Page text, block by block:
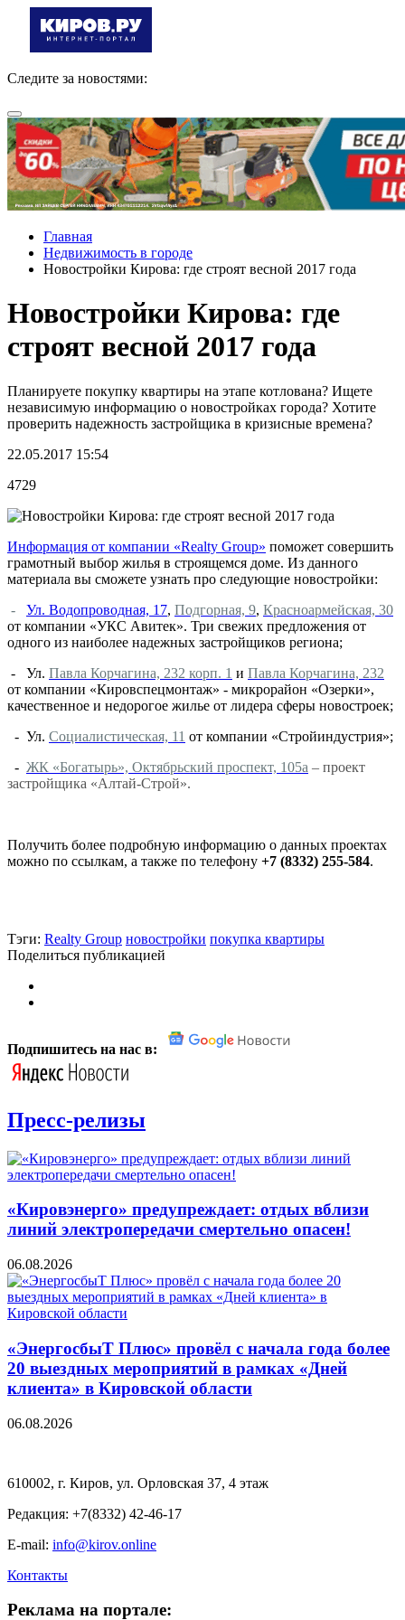
Следите за новостями:
Главная
Недвижимость в городе
Новостройки Кирова: где строят весной 2017 года
Новостройки Кирова: где
строят весной 2017 года
Планируете покупку квартиры на этапе котлована? Ищете
независимую информацию о новостройках города? Хотите
проверить надежность застройщика в кризисные времена?
22.05.2017 15:54
4729
Информация от компании «Realty Group» поможет совершить
грамотный выбор жилья в строящемся доме. Из данного
материала вы сможете узнать про следующие новостройки:
- Ул. Водопроводная, 17, Подгорная, 9, Красноармейская, 30
от компании «УКС Авитек». Три свежих предложения от
одного из наиболее надежных застройщиков региона;
- Ул. Павла Корчагина, 232 корп. 1 и Павла Корчагина, 232
от компании «Кировспецмонтаж» - микрорайон «Озерки»,
качественное и недорогое жилье от лидера сферы новостроек;
- Ул. Социалистическая, 11 от компании «Стройиндустрия»;
- ЖК «Богатырь», Октябрьский проспект, 105а – проект
застройщика «Алтай-Строй».
Получить более подробную информацию о данных проектах
можно по ссылкам, а также по телефону +7 (8332) 255-584.
Тэги: Realty Group новостройки покупка квартиры
Поделиться публикацией
Подпишитесь на нас в:
Пресс-релизы
«Кировэнерго» предупреждает: отдых вблизи
линий электропередачи смертельно опасен!
06.08.2026
«ЭнергосбыТ Плюс» провёл с начала года более
20 выездных мероприятий в рамках «Дней
клиента» в Кировской области
06.08.2026
610002, г. Киров, ул. Орловская 37, 4 этаж
Редакция: +7(8332) 42-46-17
E-mail: info@kirov.online
Контакты
Реклама на портале: